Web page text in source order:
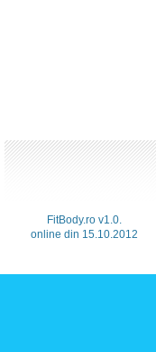
FitBody.ro v1.0.
online din 15.10.2012